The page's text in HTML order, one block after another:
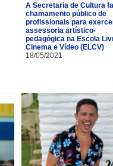
A Secretaria de Cultura
chamamento público de
profissionais para
assessoria artístico-
pedagógica na Escola
Cinema e Vídeo (ELCV)
18/05/2021